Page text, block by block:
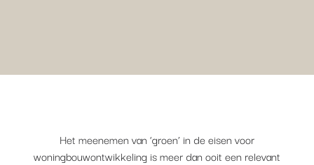
Het meenemen van ‘groen’ in de eisen voor
woningbouwontwikkeling is meer dan ooit een relevant